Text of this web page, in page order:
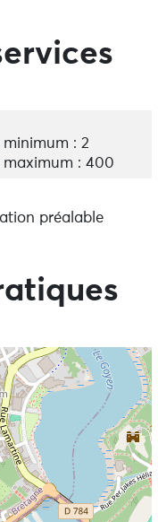
minimum : 2
maximum : 400
préalable